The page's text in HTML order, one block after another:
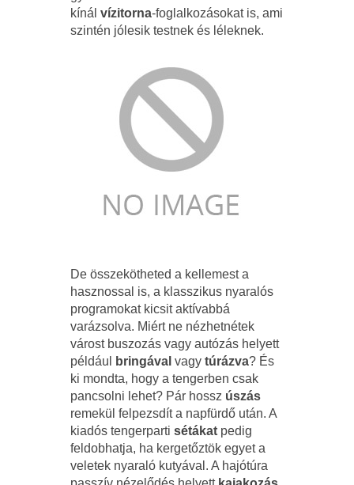
kínál vízitorna-foglalkozásokat is, ami
szintén jólesik testnek és léleknek.
De összekötheted a kellemest a
hasznossal is, a klasszikus nyaralós
programokat kicsit aktívabbá
varázsolva. Miért ne nézhetnétek
várost buszozás vagy autózás helyett
például
bringával vagy túrázva? És
ki mondta, hogy a tengerben csak
pancsolni lehet? Pár hossz úszás
remekül felpezsdít a napfürdő után. A
kiadós tengerparti sétákat pedig
feldobhatja, ha kergetőztök egyet a
veletek nyaraló kutyával. A hajótúra